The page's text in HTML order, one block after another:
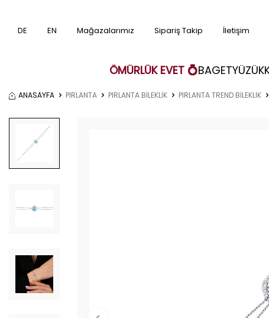
DE EN Mağazalarımız Sipariş Takip İletişim
ÖMÜRLÜK EVET 💍BAGETYÜZÜK
ANASAYFA PIRLANTA PIRLANTA BİLEKLİK PIRLANTA TREND BİLEKLİK